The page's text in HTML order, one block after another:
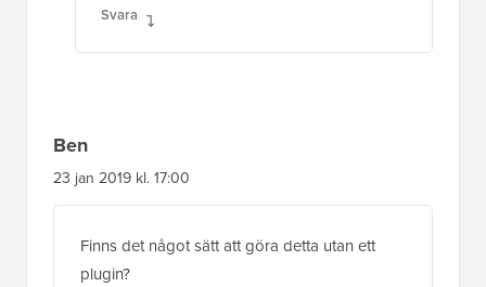
Svara
Ben
23 jan 2019 kl. 17:00
Finns det något sätt att göra detta utan ett
plugin?